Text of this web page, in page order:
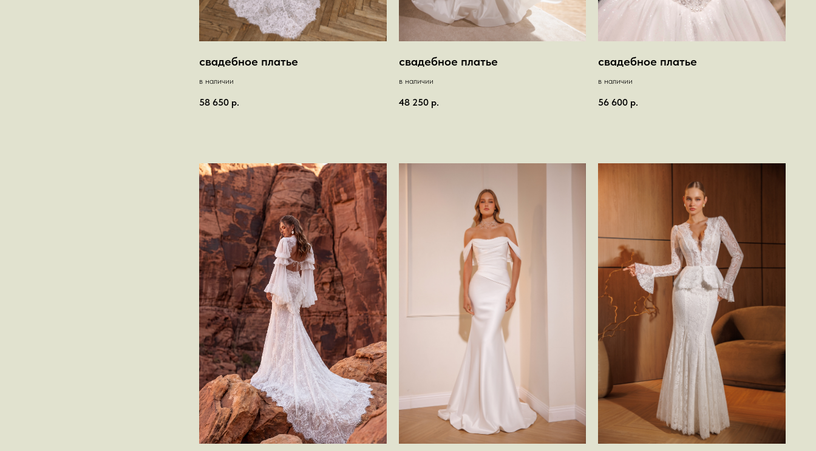
свадебное платье
в наличии
58 650 р.
свадебное платье
в наличии
48 250 р.
свадебное платье
в наличии
56 600 р.